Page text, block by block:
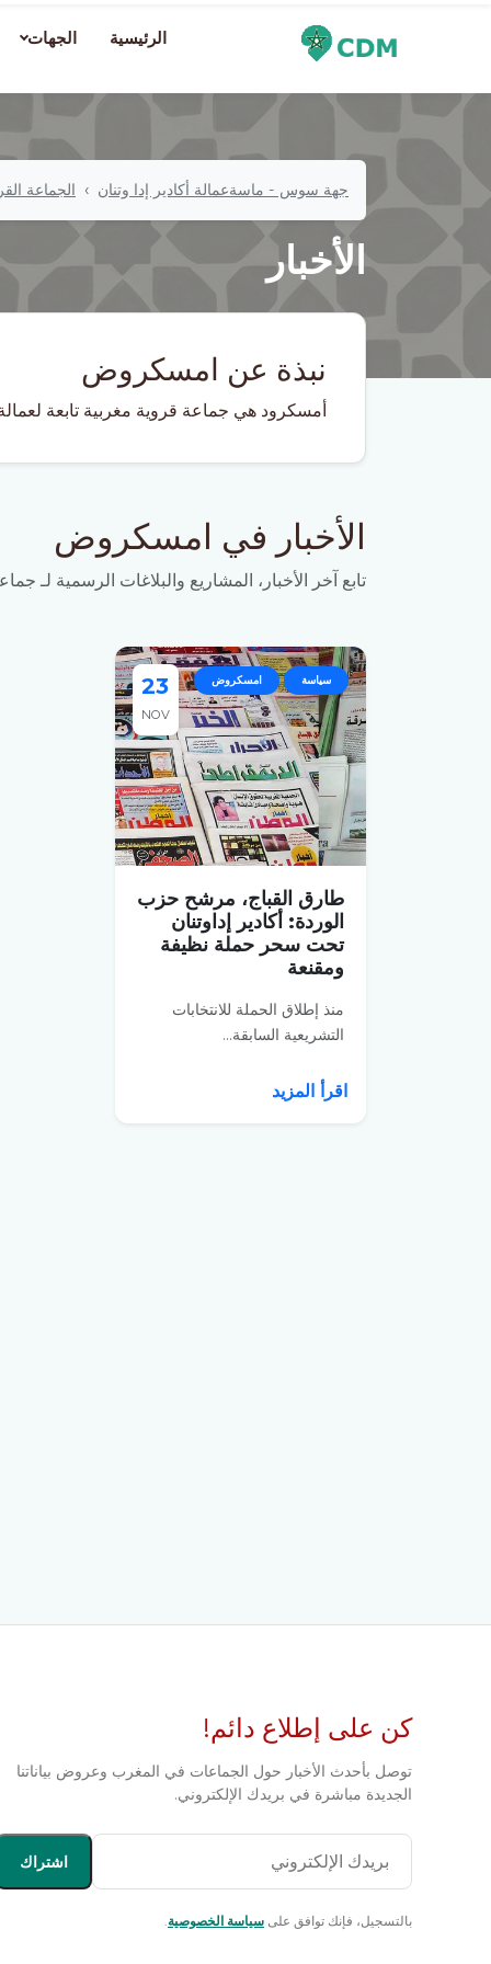
الرئيسية الجهات
جهة سوس - ماسةعمالة أكادير إدا وتنان الجماعة
الأخبار
نبذة عن امسكروض
أمسكرود هي جماعة قروية مغربية تابعة
الأخبار في امسكروض
تابع آخر الأخبار، المشاريع والبلاغات الرسمية لـ
23
NOV
سياسة امسكروض
طارق القباج، مرشح حزب
الوردة: أكادير إداوتنان
تحت سحر حملة نظيفة
ومقنعة
منذ إطلاق الحملة للانتخابات
التشريعية السابقة...
اقرأ المزيد
كن على إطلاع دائم!
توصل بأحدث الأخبار حول الجماعات في المغرب وعروض بياناتنا
الجديدة مباشرة في بريدك الإلكتروني.
اشتراك
بالتسجيل، فإنك توافق على سياسة الخصوصية.